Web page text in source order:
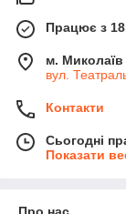
Працює з
м. Миколаїв
вул.
Контакти
Сьогодні
Показати